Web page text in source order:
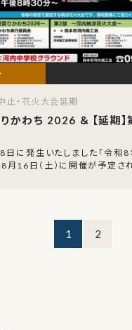
りかわち 2026 ＆ 【延期
に発生いたしました「令和8
月16日（土）に開催が予定さ
止・花火大会延期
1 2